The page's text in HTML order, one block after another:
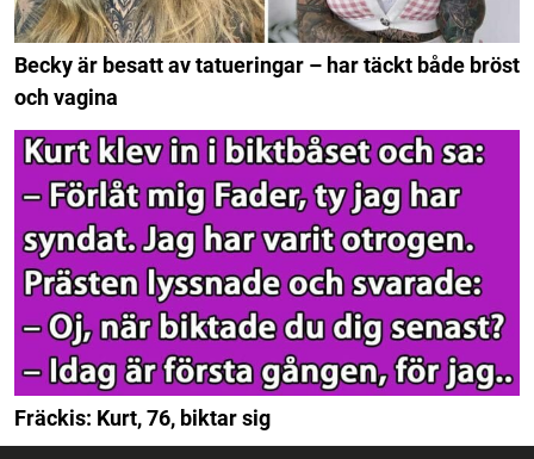
Becky är besatt av tatueringar – har täckt både bröst
och vagina
Fräckis: Kurt, 76, biktar sig